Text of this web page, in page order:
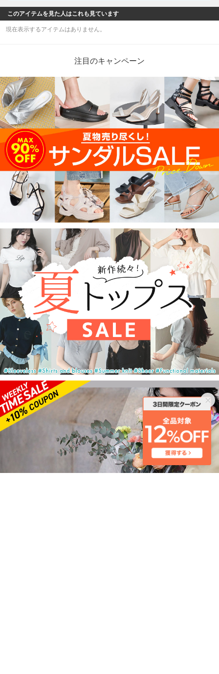
このアイテムを見た人はこれも見ています
現在表示するアイテムはありません。
注目のキャンペーン